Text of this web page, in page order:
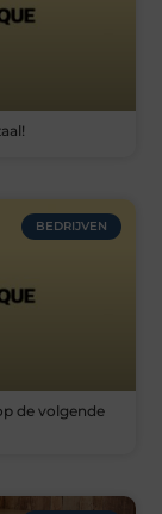
BEDRIJVEN
de volgende